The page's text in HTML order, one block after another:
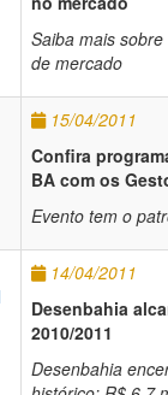
Saiba mais
de mercado
15/04/2011
Confira
BA com os
Evento tem o
14/04/2011
Desenbahia
2010/2011
Desenbahia